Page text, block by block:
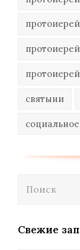
святыни
Свежие